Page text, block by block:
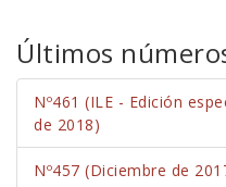
Últimos
Nº461 (ILE - Edición
de 2018)
Nº457 (Diciembre de